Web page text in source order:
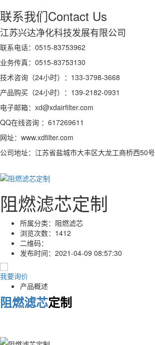
联系我们Contact Us
江苏兴达净化科技发展有限公司
联系电话：0515-83753962
业务传真：0515-83753130
技术咨询（24小时）：133-3798-3668
产品购买（24小时）：139-2182-0931
电子邮箱：xd@xdairfilter.com
QQ在线咨询 ：617269611
网址：www.xdfilter.com
公司地址：江苏省盐城市大丰区大龙工商桥西50号
阻燃滤芯定制
所属分类： 阻燃滤芯
浏览次数： 1412
二维码：
发布时间： 2021-04-09 08:57:30
我要询价
产品概述
阻燃滤芯定制